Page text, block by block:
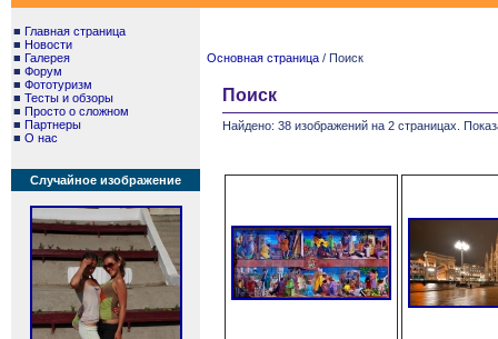
■ Главная страница
■ Новости
■ Галерея
■ Форум
■ Фототуризм
■ Тесты и обзоры
■ Просто о сложном
■ Партнеры
■ О нас
Случайное изображение
Основная страница / Поиск
Поиск
Найдено: 38 изображений на 2 страницах.